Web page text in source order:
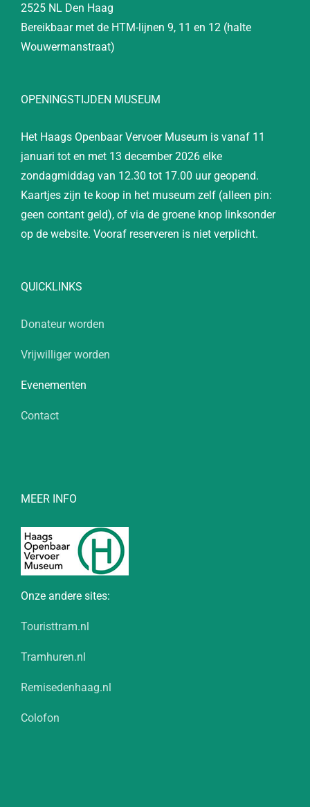
2525 NL Den Haag
Bereikbaar met de HTM-lijnen 9, 11 en 12 (halte
Wouwermanstraat)
OPENINGSTIJDEN MUSEUM
Het Haags Openbaar Vervoer Museum is vanaf 11
januari tot en met 13 december 2026 elke
zondagmiddag van 12.30 tot 17.00 uur geopend.
Kaartjes zijn te koop in het museum zelf (alleen pin:
geen contant geld), of via de groene knop linksonder
op de website. Vooraf reserveren is niet verplicht.
QUICKLINKS
Donateur worden
Vrijwilliger worden
Evenementen
Contact
MEER INFO
Onze andere sites:
Touristtram.nl
Tramhuren.nl
Remisedenhaag.nl
Colofon